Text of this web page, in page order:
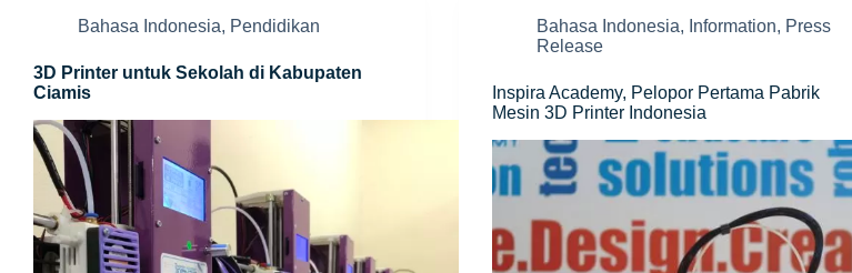
Bahasa Indonesia, Pendidikan
3D Printer untuk Sekolah di Kabupaten
Ciamis
Bahasa Indonesia, Information, Press
Release
Inspira Academy, Pelopor Pertama Pabrik
Mesin 3D Printer Indonesia